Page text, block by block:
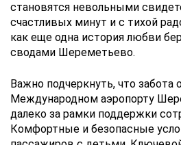
становятся невольными
счастливых минут и с тихой
как еще одна история любви
сводами Шереметьево.
Важно подчеркнуть, что забота
Международном аэропорту
далеко за рамки поддержки
Комфортные и безопасные